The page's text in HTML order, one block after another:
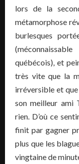
lors de la
métamorphose
burlesques
québécois), et
très vite que la
irréversible et
son meilleur ami
rien. D’où ce
finit par gagner
plus que les
vingtaine de